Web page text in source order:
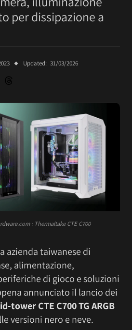
per dissipazione a
Updated: 31/03/2026
: Thermaltake CTE C700
azienda taiwanese di
alimentazione,
di gioco e soluzioni
annunciato il lancio dei
tower CTE C700 TG ARGB
versioni nero e neve.